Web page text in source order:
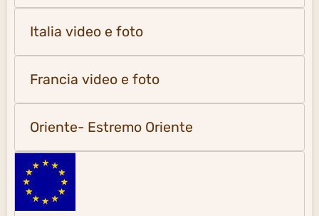
Italia video e foto
Francia video e foto